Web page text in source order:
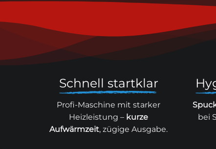
Schnell startklar
Profi-Maschine mit starker
Heizleistung – kurze
Aufwärmzeit, zügige Ausgabe.
bei